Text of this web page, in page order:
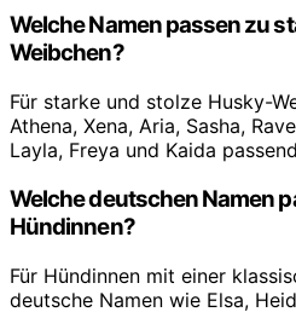
Welche Namen passen zu
Weibchen?
Für starke und stolze Husky-
Athena, Xena, Aria, Sasha,
Layla, Freya und Kaida
Welche deutschen Namen
Hündinnen?
Für Hündinnen mit einer
deutsche Namen wie Elsa,